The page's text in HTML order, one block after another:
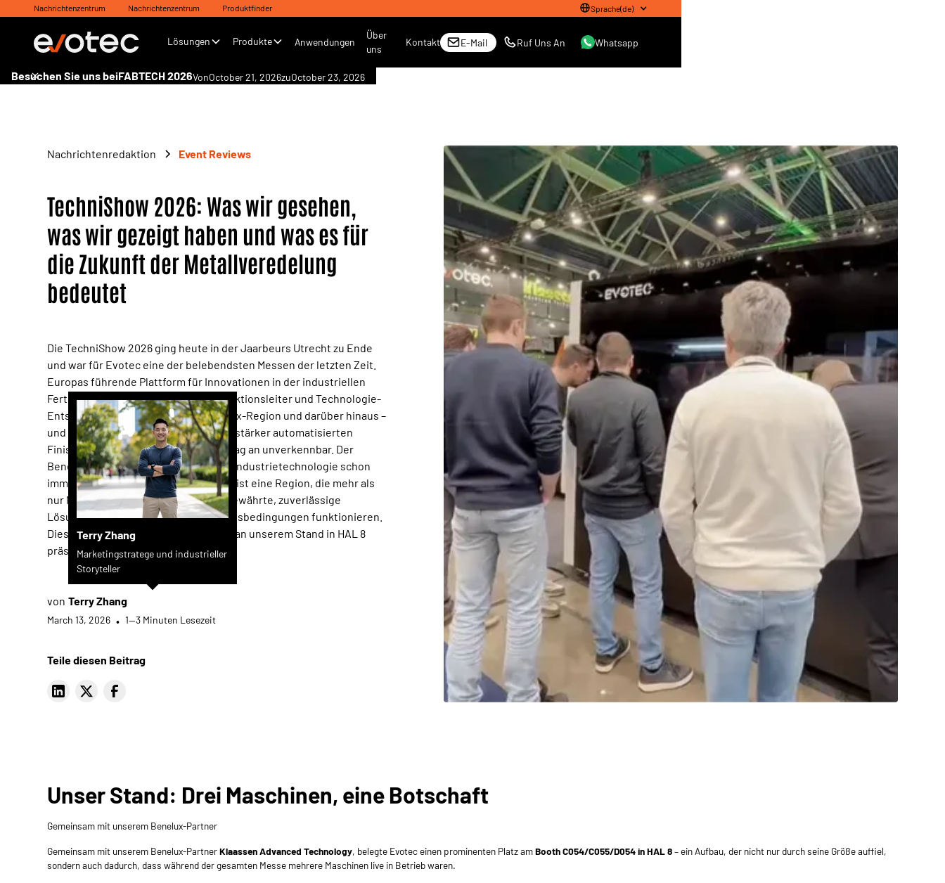
Nachrichtenzentrum Nachrichtenzentrum Produktfinder Sprache(de)
Lösungen Produkte Anwendungen
Über
uns
Kontakt E-Mail Ruf Uns An Whatsapp
Besuchen Sie uns beiFABTECH 2026VonOctober 21, 2026zuOctober 23, 2026
Nachrichtenredaktion Event Reviews
TechniShow 2026: Was wir gesehen,
was wir gezeigt haben und was es für
die Zukunft der Metallveredelung
bedeutet
Die TechniShow 2026 ging heute in der Jaarbeurs Utrecht zu Ende
und war für Evotec eine der belebendsten Messen der letzten Zeit.
Europas führende Plattform für Innovationen in der industriellen
Fertigung begrüßte Ingenieure, Produktionsleiter und Technologie-
Entscheider aus der gesamten Benelux-Region und darüber hinaus –
und der Wunsch nach intelligenteren, stärker automatisierten
Finishing-Lösungen war vom ersten Tag an unverkennbar. Der
Benelux-Markt hatte für Anbieter von Industrietechnologie schon
immer eine besondere Bedeutung. Es ist eine Region, die mehr als
nur Maschinen verlangt – sie fordert bewährte, zuverlässige
Lösungen, die unter realen Produktionsbedingungen funktionieren.
Diese Erwartung prägte alles, was wir an unserem Stand in HAL 8
präsentierten.
von
Terry Zhang
Marketingstratege und industrieller
Storyteller
Terry Zhang
March 13, 2026 • 1—3 Minuten Lesezeit
Teile diesen Beitrag
Unser Stand: Drei Maschinen, eine Botschaft
Gemeinsam mit unserem Benelux-Partner
Gemeinsam mit unserem Benelux-PartnerKlaassen Advanced Technology, belegte Evotec einen prominenten Platz amBooth C054/C055/D054 in HAL 8– ein Aufbau, der nicht nur durch seine Größe auffiel,
sondern auch dadurch, dass während der gesamten Messe mehrere Maschinen live in Betrieb waren.